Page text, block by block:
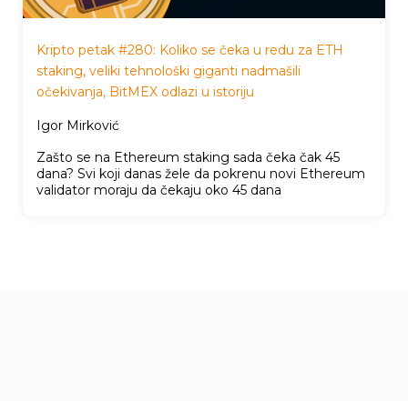
Kripto petak #280: Koliko se čeka u redu za ETH
staking, veliki tehnološki giganti nadmašili
očekivanja, BitMEX odlazi u istoriju
Igor Mirković
Zašto se na Ethereum staking sada čeka čak 45
dana? Svi koji danas žele da pokrenu novi Ethereum
validator moraju da čekaju oko 45 dana